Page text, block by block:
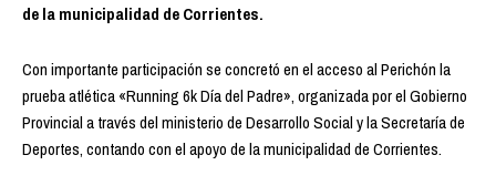
de la municipalidad de Corrientes.
Con importante participación se concretó en el acceso al Perichón la
prueba atlética «Running 6k Día del Padre», organizada por el Gobierno
Provincial a través del ministerio de Desarrollo Social y la Secretaría de
Deportes, contando con el apoyo de la municipalidad de Corrientes.